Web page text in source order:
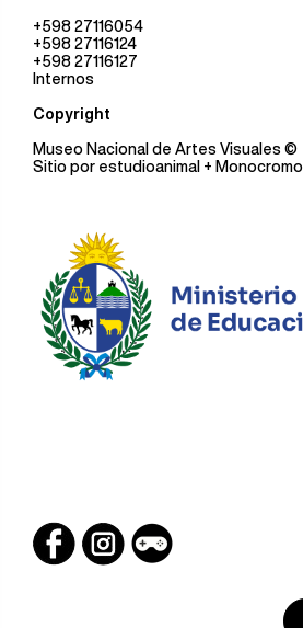
+598 27116054
+598 27116124
+598 27116127
Internos
Copyright
Museo Nacional de Artes Visuales ©
Sitio por estudioanimal + Monocromo